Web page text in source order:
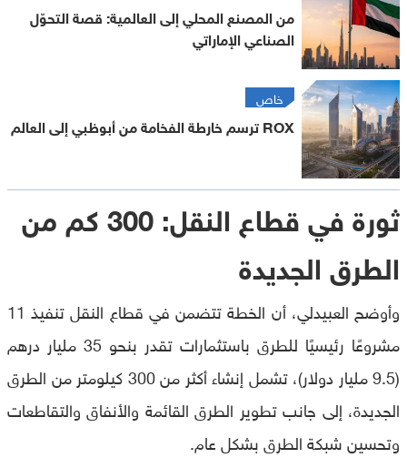
من المصنع المحلي إلى العالمية: قصة التحوّل
الصناعي الإماراتي
خاص
ROX ترسم خارطة الفخامة من أبوظبي إلى العالم
ثورة في قطاع النقل: 300 كم من
الطرق الجديدة
وأوضح العبيدلي، أن الخطة تتضمن في قطاع النقل تنفيذ 11
مشروعًا رئيسيًا للطرق باستثمارات تقدر بنحو 35 مليار درهم
(9.5 مليار دولار)، تشمل إنشاء أكثر من 300 كيلومتر من الطرق
الجديدة، إلى جانب تطوير الطرق القائمة والأنفاق والتقاطعات
وتحسين شبكة الطرق بشكل عام.